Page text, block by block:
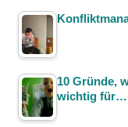
10 Gründe,
wichtig für…